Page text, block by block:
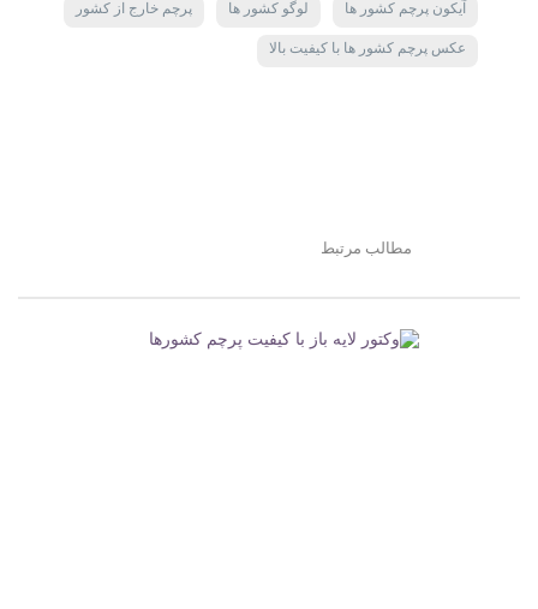
آیکون پرچم کشور ها لوگو کشور ها پرچم خارج از کشور
عکس پرچم کشور ها با کیفیت بالا
مطالب مرتبط